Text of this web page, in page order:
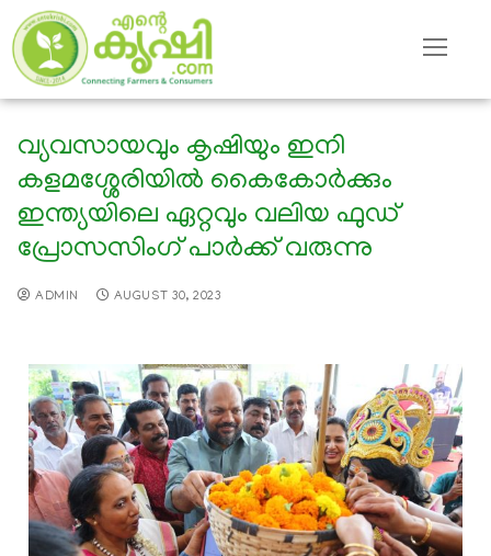
വ്യവസായവും കൃഷിയും ഇനി
കളമശ്ശേരിയില്‍ കൈകോര്‍ക്കും
ഇന്ത്യയിലെ ഏറ്റവും വലിയ ഫുഡ്
പ്രോസസിംഗ് പാർക്ക് വരുന്നു
ADMIN AUGUST 30, 2023